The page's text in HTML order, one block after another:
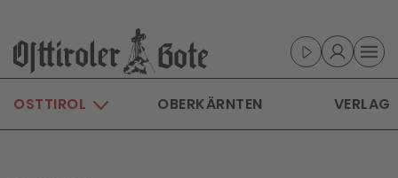
Skip to main content
OSTTIROL OBERKÄRNTEN VERLAG